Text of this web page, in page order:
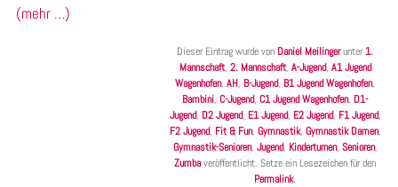
(mehr …)
Dieser Eintrag wurde von Daniel Meilingerunter 1.
Mannschaft, 2. Mannschaft, A-Jugend, A1 Jugend
Wagenhofen,AH, B-Jugend, B1 Jugend Wagenhofen,
Bambini,C-Jugend,C1 Jugend Wagenhofen, D1-
Jugend, D2 Jugend, E1 Jugend, E2 Jugend, F1 Jugend,
F2 Jugend, Fit & Fun, Gymnastik, Gymnastik Damen,
Gymnastik-Senioren, Jugend, Kinderturnen, Senioren,
Zumbaveröffentlicht. Setze ein Lesezeichen für den
Permalink.